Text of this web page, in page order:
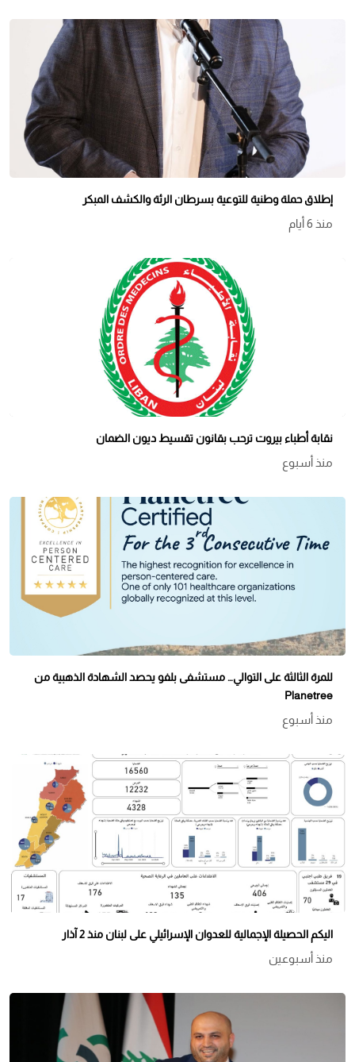
إطلاق حملة وطنية للتوعية بسرطان الرئة والكشف المبكر
منذ 6 أيام
نقابة أطباء بيروت ترحب بقانون تقسيط ديون الضمان
منذ أسبوع
للمرة الثالثة على التوالي… مستشفى بلفو يحصد الشهادة الذهبية من
Planetree
منذ أسبوع
اليكم الحصيلة الإجمالية للعدوان الإسرائيلي على لبنان منذ 2 آذار
منذ أسبوعين